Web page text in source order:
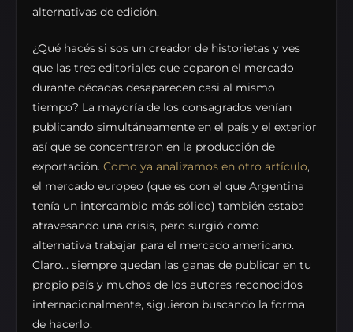
alternativas de edición.
¿Qué hacés si sos un creador de historietas y ves
que las tres editoriales que coparon el mercado
durante décadas desaparecen casi al mismo
tiempo? La mayoría de los consagrados venían
publicando simultáneamente en el país y el exterior
así que se concentraron en la producción de
exportación. Como ya analizamos en otro artículo,
el mercado europeo (que es con el que Argentina
tenía un intercambio más sólido) también estaba
atravesando una crisis, pero surgió como
alternativa trabajar para el mercado americano.
Claro… siempre quedan las ganas de publicar en tu
propio país y muchos de los autores reconocidos
internacionalmente, siguieron buscando la forma
de hacerlo.